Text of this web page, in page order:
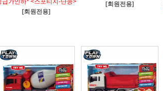
급가인하* <스포티지-단종>
[회원전용]
[회원전용]